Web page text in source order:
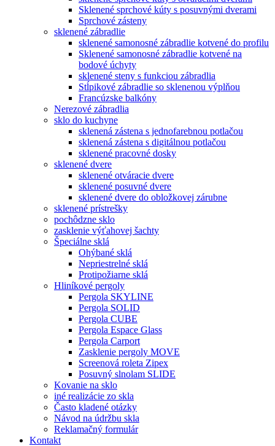
Sklenené sprchové kúty s posuvnými dverami
Sprchové zásteny
sklenené zábradlie
sklenené samonosné zábradlie kotvené do profilu
Sklenené samonosné zábradlie kotvené na
bodové úchyty
sklenené steny s funkciou zábradlia
Stĺpikové zábradlie so sklenenou výplňou
Francúzske balkóny
Nerezové zábradlia
sklo do kuchyne
sklenená zástena s jednofarebnou potlačou
sklenená zástena s digitálnou potlačou
sklenené pracovné dosky
sklenené dvere
sklenené otváracie dvere
sklenené posuvné dvere
sklenené dvere do obložkovej zárubne
sklenené prístrešky
pochôdzne sklo
zasklenie výťahovej šachty
Špeciálne sklá
Ohýbané sklá
Nepriestrelné sklá
Protipožiarne sklá
Hliníkové pergoly
Pergola SKYLINE
Pergola SOLID
Pergola CUBE
Pergola Espace Glass
Pergola Carport
Zasklenie pergoly MOVE
Screenová roleta Zipex
Posuvný slnolam SLIDE
Kovanie na sklo
iné realizácie zo skla
Často kladené otázky
Návod na údržbu skla
Reklamačný formulár
Kontakt